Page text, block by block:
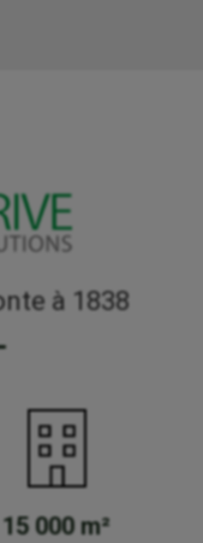
à 1838
15 000 m²